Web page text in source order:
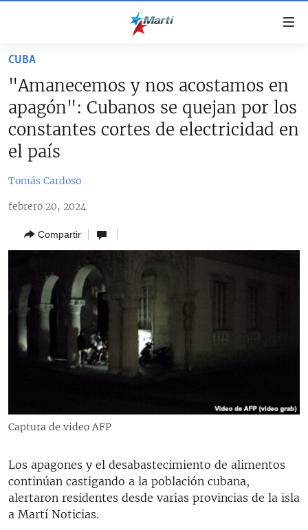
accesibilidad
contenido
principal
principal
búsqueda
CUBA
DERECHOS HUMANOS
SOBRE CUBA
ESTADOS UNIDOS
ESTADOS UNIDOS
AMÉRICA LATINA
OPINIÓN GRÁFICA
AUDIOVISUALES MARTÍ
RADIO MARTÍ
ESPECIALES
ESPECIALES
LOS SANTOS DE HIALEAH
DESINFORMACIÓN RUSA EN AMÉRICA LATINA
LA INVASIÓN DE RUSIA A UCRANIA
SÍGUENOS
CUBA
"Amanecemos y nos acostamos en
apagón": Cubanos se quejan por los
constantes cortes de electricidad en
el país
Tomás Cardoso
febrero 20, 2024
Compartir
Captura de video AFP
Los apagones y el desabastecimiento de alimentos
continúan castigando a la población cubana,
alertaron residentes desde varias provincias de la isla
a Martí Noticias.